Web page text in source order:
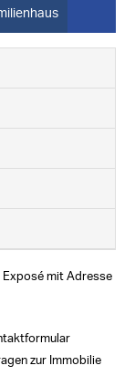
mit Adresse
zur Immobilie